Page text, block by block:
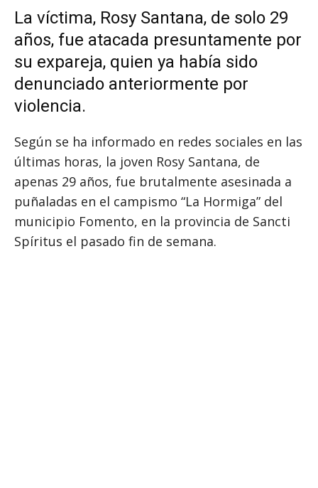
La víctima, Rosy Santana, de solo 29
años, fue atacada presuntamente por
su expareja, quien ya había sido
denunciado anteriormente por
violencia.
Según se ha informado en redes sociales en las
últimas horas, la joven Rosy Santana, de
apenas 29 años, fue brutalmente asesinada a
puñaladas en el campismo “La Hormiga” del
municipio Fomento, en la provincia de Sancti
Spíritus el pasado fin de semana.